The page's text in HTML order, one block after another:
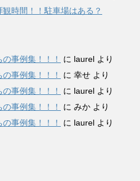
時間！！駐車場はある？
事例集！！！ に laurel より
事例集！！！
に 幸せ より
事例集！！！
に laurel より
事例集！！！
に みか より
事例集！！！
に laurel より